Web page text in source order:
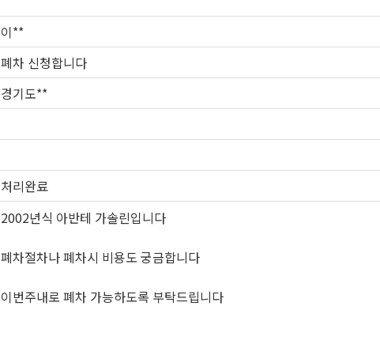
이**
폐차 신청합니다
경기도**
처리완료
2002년식 아반테 가솔린입니다
폐차절차나 폐차시 비용도 궁금합니다
이번주내로 폐차 가능하도록 부탁드립니다